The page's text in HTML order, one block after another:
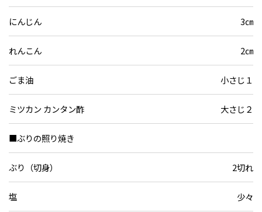
にんじん 3㎝
れんこん 2㎝
ごま油 小さじ１
ミツカン カンタン酢 大さじ２
■ぶりの照り焼き
ぶり（切身） 2切れ
塩 少々